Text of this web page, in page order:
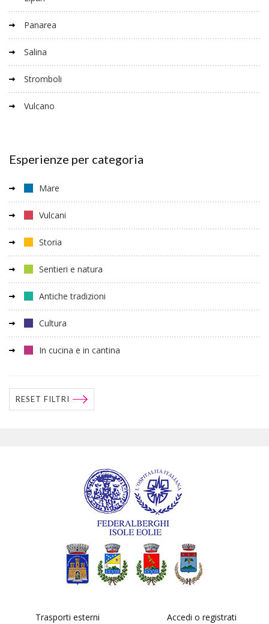
Panarea
Salina
Stromboli
Vulcano
Esperienze per categoria
Mare
Vulcani
Storia
Sentieri e natura
Antiche tradizioni
Cultura
In cucina e in cantina
RESET FILTRI
Trasporti esterni Accedi o registrati